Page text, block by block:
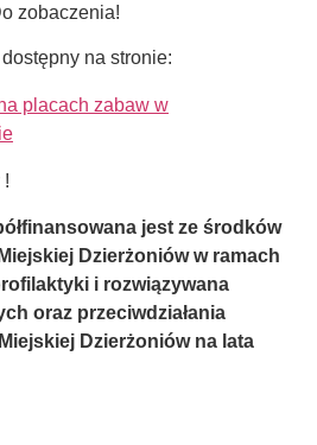
zobaczenia!
na stronie:
placach zabaw w
!
jest ze środków
Dzierżoniów w ramach
i rozwiązywana
oraz przeciwdziałania
Dzierżoniów na lata